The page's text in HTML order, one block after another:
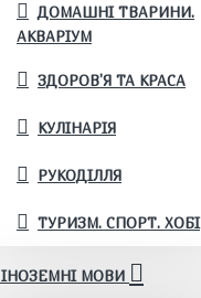
ДОМАШНІ ТВАРИНИ.
АКВАРІУМ
ЗДОРОВ'Я ТА КРАСА
КУЛІНАРІЯ
РУКОДІЛЛЯ
ТУРИЗМ. СПОРТ. ХОБІ
ІНОЗЕМНІ МОВИ